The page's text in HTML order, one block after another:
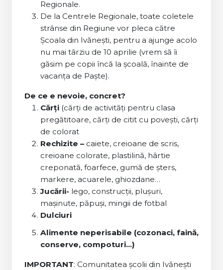
Regionale.
De la Centrele Regionale, toate coletele
strânse din Regiune vor pleca către
Școala din Ivănești, pentru a ajunge acolo
nu mai târziu de 10 aprilie (vrem să îi
găsim pe copii încă la școală, înainte de
vacanța de Paște).
De ce e nevoie, concret?
Cărți (cărți de activități pentru clasa
pregătitoare, cărți de citit cu povești, cărți
de colorat
Rechizite – caiete, creioane de scris,
creioane colorate, plastilină, hârtie
creponată, foarfece, gumă de șters,
markere, acuarele, ghiozdane…
Jucării- lego, construcții, plușuri,
mașinute, păpuși, mingii de fotbal
Dulciuri
Alimente neperisabile (cozonaci, faină,
conserve, compoturi...)
IMPORTANT: Comunitatea școlii din Ivănești